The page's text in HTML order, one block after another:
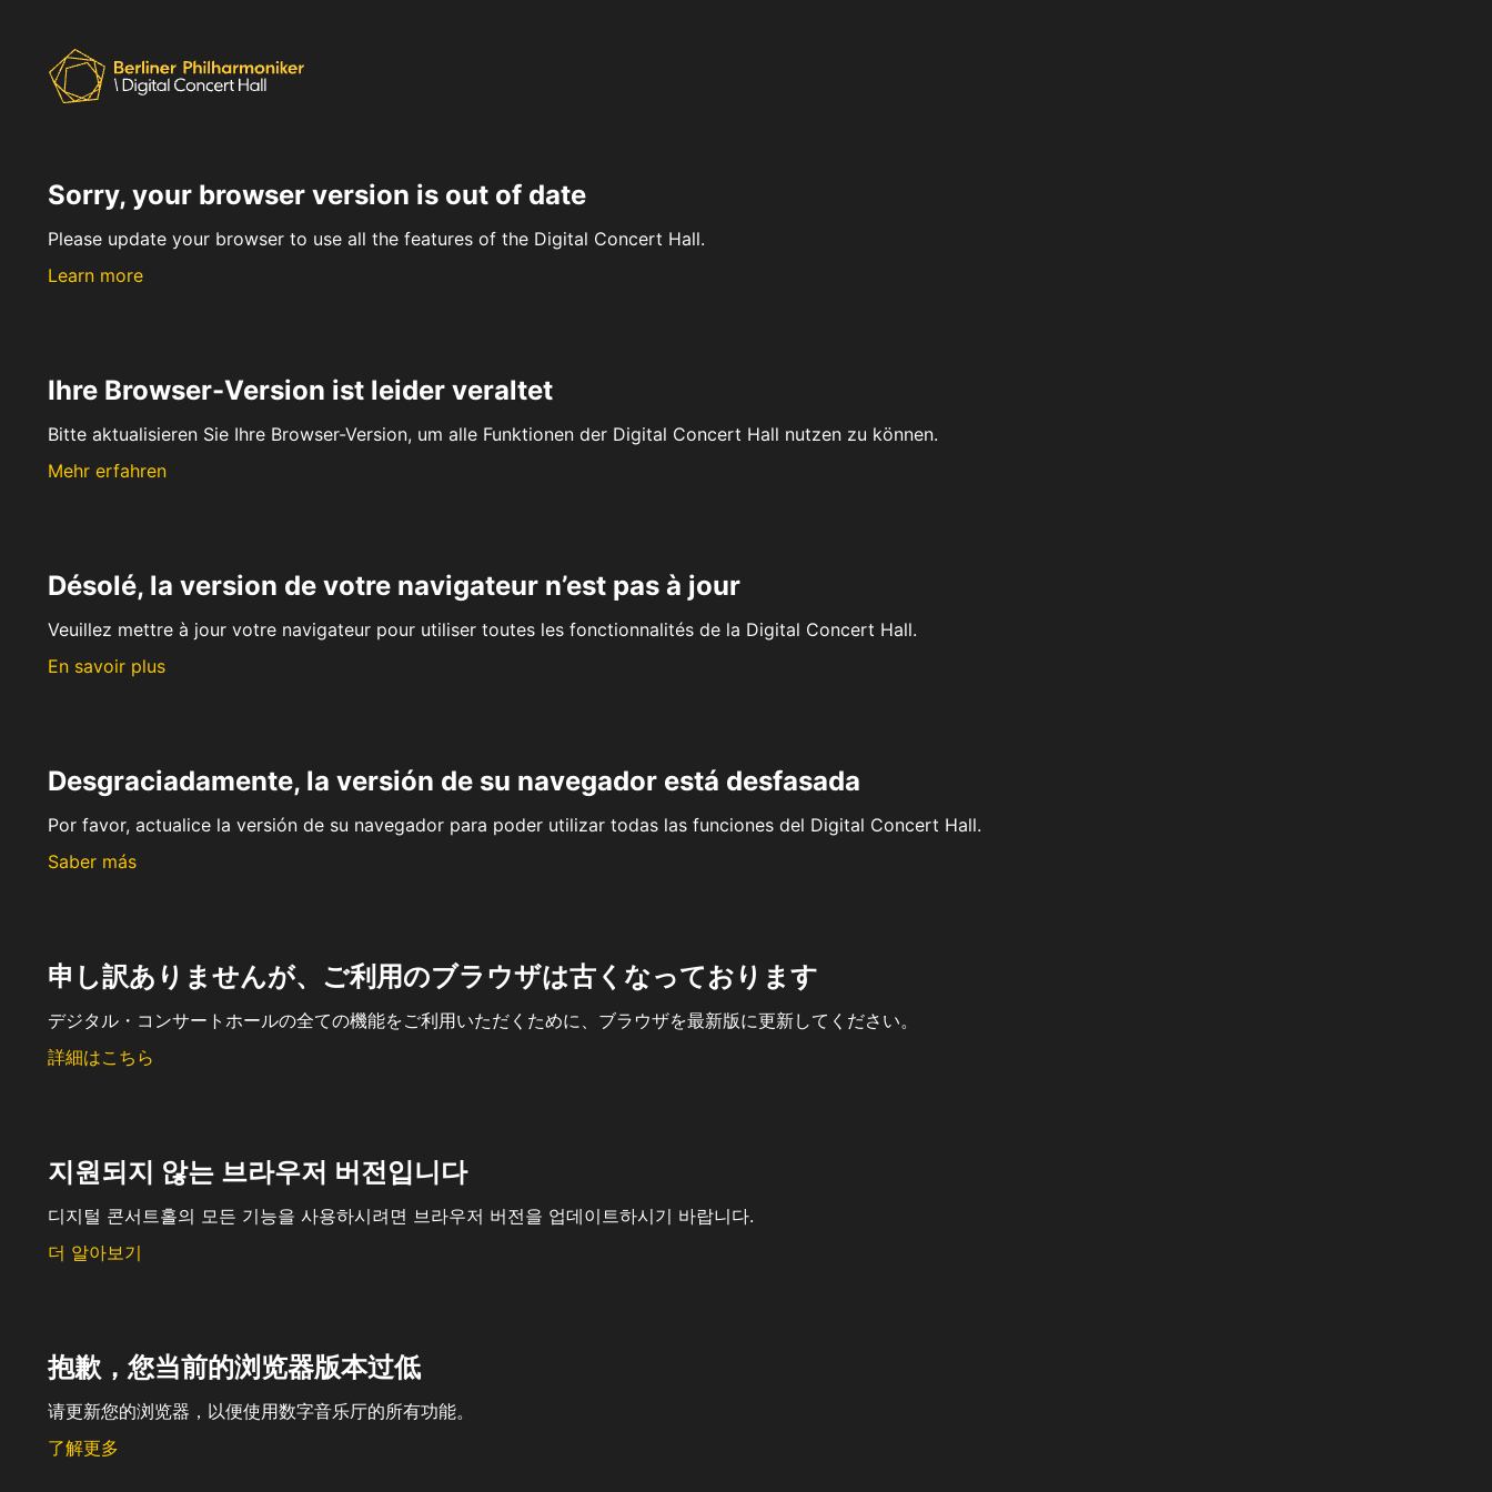
Sorry, your browser version is out of date
Please update your browser to use all the features of the Digital Concert Hall.
Learn more
Ihre Browser-Version ist leider veraltet
Bitte aktualisieren Sie Ihre Browser-Version, um alle Funktionen der Digital Concert Hall nutzen zu können.
Mehr erfahren
Désolé, la version de votre navigateur n’est pas à jour
Veuillez mettre à jour votre navigateur pour utiliser toutes les fonctionnalités de la Digital Concert Hall.
En savoir plus
Desgraciadamente, la versión de su navegador está desfasada
Por favor, actualice la versión de su navegador para poder utilizar todas las funciones del Digital Concert Hall.
Saber más
申し訳ありませんが、ご利用のブラウザは古くなっております
デジタル・コンサートホールの全ての機能をご利用いただくために、ブラウザを最新版に更新してください。
詳細はこちら
지원되지 않는 브라우저 버전입니다
디지털 콘서트홀의 모든 기능을 사용하시려면 브라우저 버전을 업데이트하시기 바랍니다.
더 알아보기
抱歉，您当前的浏览器版本过低
请更新您的浏览器，以便使用数字音乐厅的所有功能。
了解更多